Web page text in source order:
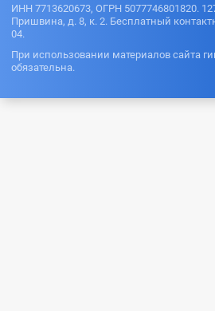
ИНН 7713620673, ОГРН 5077746801820.
Пришвина, д. 8, к. 2. Бесплатный
04.
При использовании материалов сайта
обязательна.